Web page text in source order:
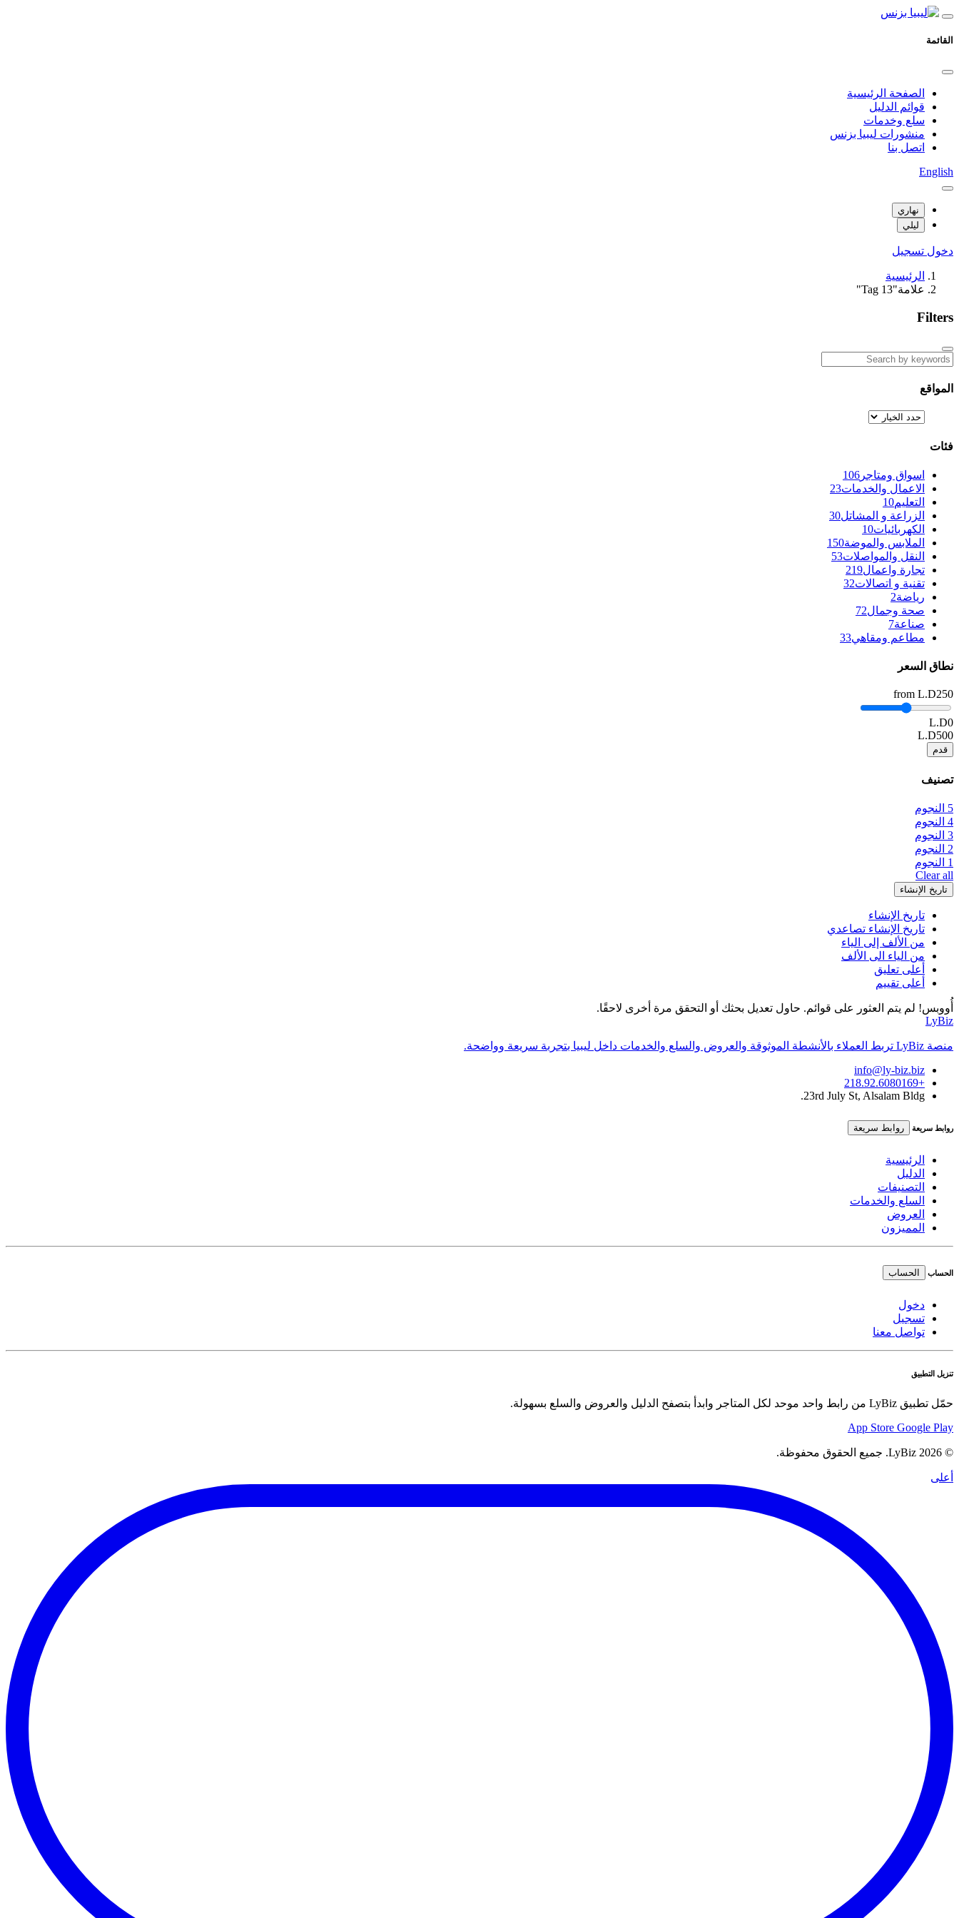
القائمة
الصفحة الرئيسية
قوائم الدليل
سلع وخدمات
منشورات ليبيا بزنس
اتصل بنا
English
نهاري
ليلي
دخول تسجيل
الرئيسية
علامة"Tag 13"
Filters
المواقع
فئات
اسواق ومتاجر 106
الاعمال والخدمات23
التعليم10
الزراعة و المشاتل30
الكهربائيات10
الملابس والموضة150
النقل والمواصلات53
تجارة واعمال219
تقنية و اتصالات32
رياضة2
صحة وجمال72
صناعة7
مطاعم ومقاهي33
نطاق السعر
from L.D250
L.D0
L.D500
قدم
تصنيف
5 النجوم
4 النجوم
3 النجوم
2 النجوم
1 النجوم
Clear all
تاريخ الإنشاء
تاريخ الإنشاء
تاريخ الإنشاء تصاعدي
من الألف إلى الياء
من الياء الى الألف
أعلى تعليق
أعلى تقييم
أُووبس! لم يتم العثور على قوائم. حاول تعديل بحثك أو التحقق مرة أخرى لاحقًا.
LyBiz
منصة LyBiz تربط العملاء بالأنشطة الموثوقة والعروض والسلع والخدمات داخل ليبيا بتجربة سريعة وواضحة.
info@ly-biz.biz
+218.92.6080169
23rd July St, Alsalam Bldg.
روابط سريعة روابط سريعة
الرئيسية
الدليل
التصنيفات
السلع والخدمات
العروض
المميزون
الحساب الحساب
دخول
تسجيل
تواصل معنا
تنزيل التطبيق
حمّل تطبيق LyBiz من رابط واحد موحد لكل المتاجر وابدأ بتصفح الدليل والعروض والسلع بسهولة.
App Store Google Play
© 2026 LyBiz. جميع الحقوق محفوظة.
أعلى